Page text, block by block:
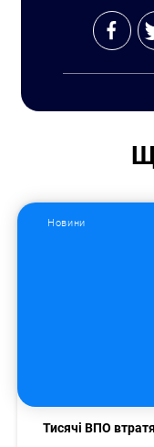
Новини
Тисячі ВПО